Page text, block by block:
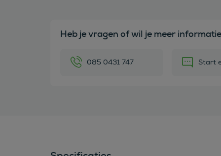
Heb je vragen of wil je meer
085 0431 747 Start